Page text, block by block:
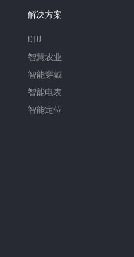
解决方案
DTU
智慧农业
智能穿戴
智能电表
智能定位